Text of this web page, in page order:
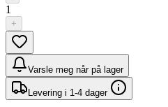
1
+
Varsle meg når på lager
Levering i 1-4 dager